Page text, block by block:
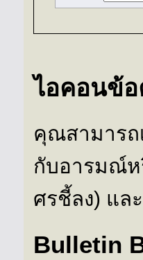
ไอคอนข้อ
คุณสามารถ
กับอารมณ์ห
ศรชี้ลง) แล
Bulletin